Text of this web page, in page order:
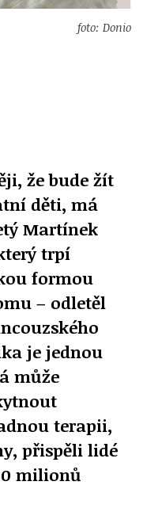
foto: Donio
že bude žít
děti, má
Martínek
trpí
formou
– odletěl
je jednou
může
terapii,
přispěli lidé
milionů